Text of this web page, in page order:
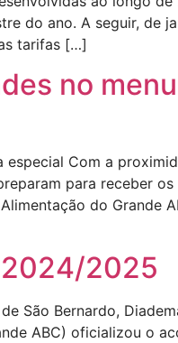
do ano. A seguir, de
tarifas […]
no
especial Com a
para receber os
do Grande
2024/2025
São Bernardo,
ABC) oficializou o